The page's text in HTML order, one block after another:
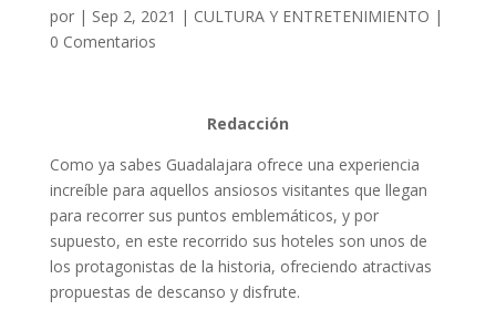
por | Sep 2, 2021 | CULTURA Y ENTRETENIMIENTO |
0 Comentarios
Redacción
Como ya sabes Guadalajara ofrece una experiencia
increíble para aquellos ansiosos visitantes que llegan
para recorrer sus puntos emblemáticos, y por
supuesto, en este recorrido sus hoteles son unos de
los protagonistas de la historia, ofreciendo atractivas
propuestas de descanso y disfrute.